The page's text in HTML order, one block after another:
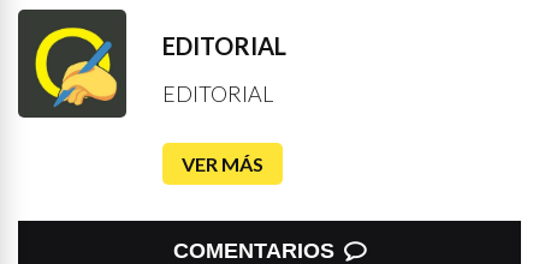
EDITORIAL
EDITORIAL
VER MÁS
COMENTARIOS